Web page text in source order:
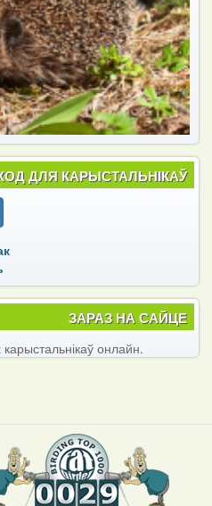
ДЛЯ КАРЫСТАЛЬНІКАЎ
ЗАРАЗ НА САЙЦЕ
онлайн.